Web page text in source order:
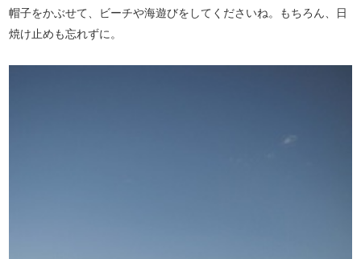
帽子をかぶせて、ビーチや海遊びをしてくださいね。もちろん、日
焼け止めも忘れずに。